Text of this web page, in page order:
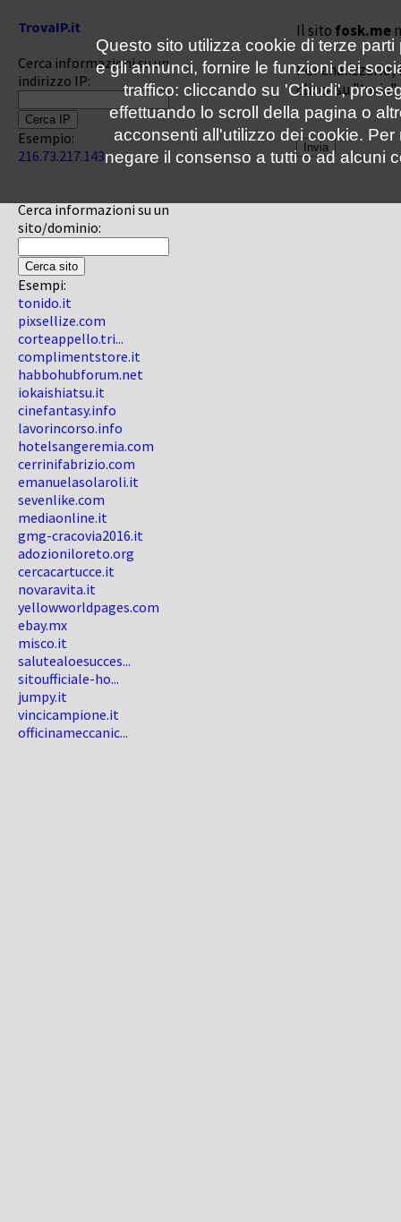
TrovaIP.it
Cerca informazioni su un
indirizzo IP:
Esempio:
216.73.217.143
Cerca informazioni su un
sito/dominio:
Esempi:
tonido.it
pixsellize.com
corteappello.tri...
complimentstore.it
habbohubforum.net
iokaishiatsu.it
cinefantasy.info
lavorincorso.info
hotelsangeremia.com
cerrinifabrizio.com
emanuelasolaroli.it
sevenlike.com
mediaonline.it
gmg-cracovia2016.it
adozioniloreto.org
cercacartucce.it
novaravita.it
yellowworldpages.com
ebay.mx
misco.it
salutealoesucces...
sitoufficiale-ho...
jumpy.it
vincicampione.it
officinameccanic...
Il sito fosk.me
Per
clicca su "Invia"
Questo sito utilizza cookie di terze
e gli annunci, fornire le funzioni dei
traffico: cliccando su 'Chiudi',
effettuando lo scroll della pagina o
acconsenti all'utilizzo dei cookie.
negare il consenso a tutti o ad alcuni